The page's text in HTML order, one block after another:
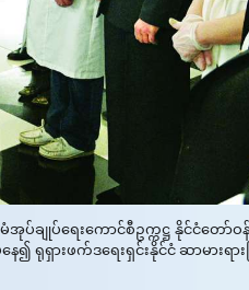
ပ်ရေးကောင်စီဥက္ကဋ္ဌ နိုင်ငံတော်ဝန်က
ရုရှားဖက်ဒရေးရှင်းနိုင်ငံ ဆာမားရ